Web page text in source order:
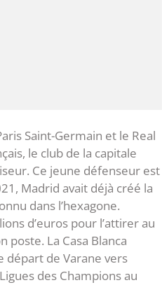
Saint-Germain et le Real
le club de la capitale
Ce jeune défenseur est
Madrid avait déjà créé la
dans l’hexagone.
d’euros pour l’attirer au
poste. La Casa Blanca
départ de Varane vers
des Champions au